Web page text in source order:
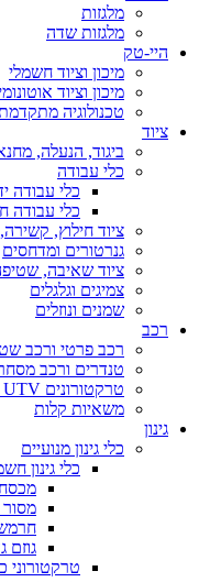
מלגזות
מלגזות שדה
היי-טק
מיכון וציוד חשמלי
מיכון וציוד
טכנולוגיה
ציוד
ביגוד, הנעלה,
כלי עבודה
כלי עבודה
כלי עבודה
ציוד חילוץ,
גנרטורים ומדחסים
ציוד שאיבה, שטיפה
צמיגים וגלגלים
שמנים ונוזלים
רכב
רכב פרטי ורכב
טנדרים ורכב
טרקטורונים UTV ו-Side by Side
משאיות קלות
גינון
כלי גינון מנועיים
כלי גינון
גוזם
טרקטורוני